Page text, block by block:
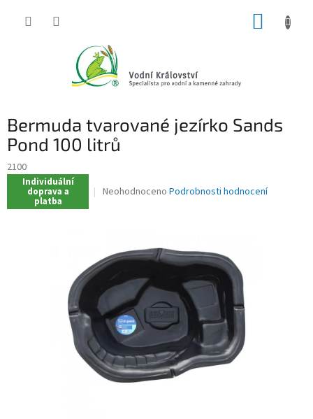
Bermuda tvarované jezírko Sands
Pond 100 litrů
2100
Individuální
doprava a
platba
Průměrné
z
5
hvězdiček.
Neohodnoceno Podrobnosti hodnocení